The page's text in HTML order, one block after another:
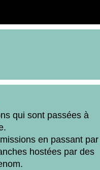
qui sont passées à
en passant par
hostées par des